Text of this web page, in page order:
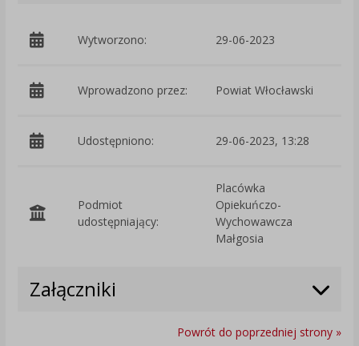
Wytworzono: 29-06-2023
Wprowadzono przez: Powiat Włocławski
Udostępniono: 29-06-2023, 13:28
Podmiot
udostępniający:
Placówka
Opiekuńczo-
Wychowawcza
Małgosia
Załączniki
Powrót do poprzedniej strony »